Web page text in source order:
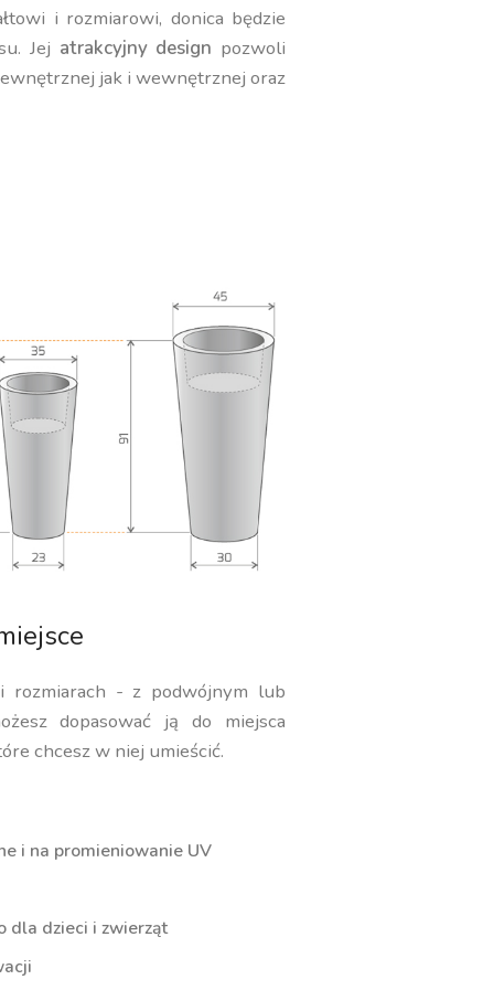
i rozmiarowi, donica będzie
Jej atrakcyjny design pozwoli
jak i wewnętrznej oraz
- z podwójnym lub
dopasować ją do miejsca
chcesz w niej umieścić.
i na promieniowanie UV
dla dzieci i zwierząt